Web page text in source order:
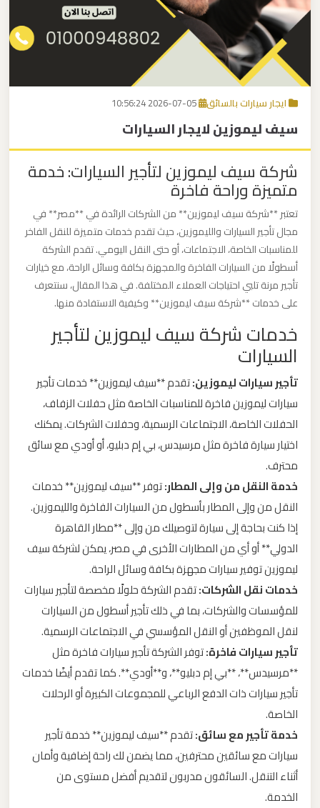
اتصل بنا
EN
ايجار سيارات بالسائق
سيف ليموزين لايجار السيارات
شركة سيف ليموزين لتأجير السيارات: خدمة
متميزة وراحة فاخرة
تعتبر **شركة سيف ليموزين** من الشركات الرائدة في **مصر** في
مجال تأجير السيارات والليموزين، حيث تقدم خدمات متميزة للنقل الفاخر
للمناسبات الخاصة، الاجتماعات، أو حتى النقل اليومي. تقدم الشركة
أسطولًا من السيارات الفاخرة والمجهزة بكافة وسائل الراحة، مع خيارات
تأجير مرنة تلبي احتياجات العملاء المختلفة. في هذا المقال، سنتعرف
على خدمات **شركة سيف ليموزين** وكيفية الاستفادة منها.
خدمات شركة سيف ليموزين لتأجير
السيارات
تأجير سيارات ليموزين:تقدم **سيف ليموزين** خدمات تأجير
سيارات ليموزين فاخرة للمناسبات الخاصة مثل حفلات الزفاف،
الحفلات الخاصة، الاجتماعات الرسمية، وحفلات الشركات. يمكنك
اختيار سيارة فاخرة مثل مرسيدس، بي إم دبليو، أو أودي مع سائق
محترف.
خدمة النقل من وإلى المطار:توفر **سيف ليموزين** خدمات
النقل من وإلى المطار بأسطول من السيارات الفاخرة والليموزين.
إذا كنت بحاجة إلى سيارة لتوصيلك من وإلى **مطار القاهرة
الدولي** أو أي من المطارات الأخرى في مصر، يمكن لشركة سيف
ليموزين توفير سيارات مجهزة بكافة وسائل الراحة.
خدمات نقل الشركات:تقدم الشركة حلولًا مخصصة لتأجير سيارات
للمؤسسات والشركات، بما في ذلك تأجير أسطول من السيارات
لنقل الموظفين أو النقل المؤسسي في الاجتماعات الرسمية.
تأجير سيارات فاخرة:توفر الشركة تأجير سيارات فاخرة مثل
**مرسيدس**، **بي إم دبليو**، و**أودي**. كما تقدم أيضًا خدمات
تأجير سيارات ذات الدفع الرباعي للمجموعات الكبيرة أو الرحلات
الخاصة.
خدمة تأجير مع سائق:تقدم **سيف ليموزين** خدمة تأجير
سيارات مع سائقين محترفين، مما يضمن لك راحة إضافية وأمان
أثناء التنقل. السائقون مدربون لتقديم أفضل مستوى من
الخدمة.
برج
العرب
القاهرة
مكاتب
ليموزين
الاسكندرية
القاهرة
ليموزين
ليموزين
نويبع
ليموزين
مطار
العرب
الساحل
الشمالي
ليموزين
مطار
العرب
القاهرة
ليموزين
مطار
العرب
ليموزين